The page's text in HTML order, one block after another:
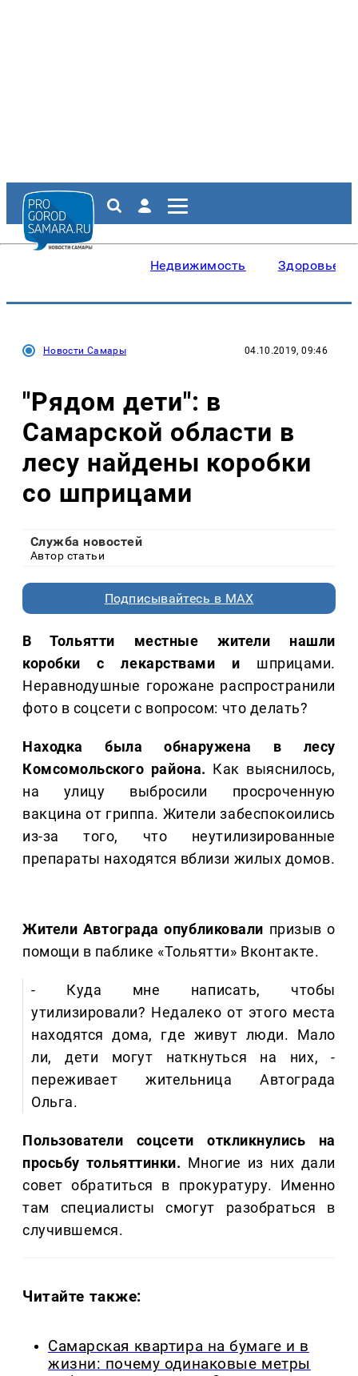
Недвижимость Здоровье
Новости Самары 04.10.2019, 09:46
"Рядом дети": в
Самарской области в
лесу найдены коробки
со шприцами
Служба новостей
Автор статьи
Подписывайтесь в MAX
В Тольятти местные жители нашли
коробки с лекарствами и шприцами.
Неравнодушные горожане распространили
фото в соцсети с вопросом: что делать?
Находка была обнаружена в лесу
Комсомольского района. Как выяснилось,
на улицу выбросили просроченную
вакцина от гриппа. Жители забеспокоились
из-за того, что неутилизированные
препараты находятся вблизи жилых домов.
Жители Автограда опубликовали призыв о
помощи в паблике «Тольятти» Вконтакте.
- Куда мне написать, чтобы
утилизировали? Недалеко от этого места
находятся дома, где живут люди. Мало
ли, дети могут наткнуться на них, -
переживает жительница Автограда
Ольга.
Пользователи соцсети откликнулись на
просьбу тольяттинки. Многие из них дали
совет обратиться в прокуратуру. Именно
там специалисты смогут разобраться в
случившемся.
Читайте также:
Самарская квартира на бумаге и в
жизни: почему одинаковые метры